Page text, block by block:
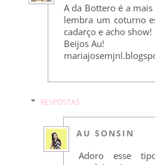
A da Bottero é a
lembra um coturno
cadarço e acho show!
Beijos Au!
RESPOSTAS
AU SONSIN
Adoro esse